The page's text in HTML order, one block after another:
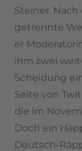
Steiner.
getrennte
er
ihm zwei
Scheidung
Seite von
die im
Doch ein
Deutsch-